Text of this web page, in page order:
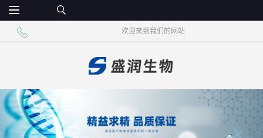
欢迎来到我们的网站